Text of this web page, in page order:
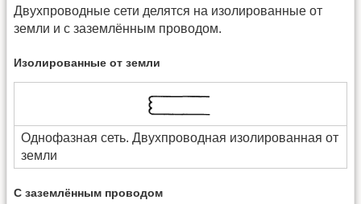
Двухпроводные сети делятся на изолированные от
земли и с заземлённым проводом.
Изолированные от земли
Однофазная сеть. Двухпроводная изолированная от
земли
С заземлённым проводом